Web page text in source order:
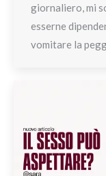
giornaliero, mi
esserne
vomitare la